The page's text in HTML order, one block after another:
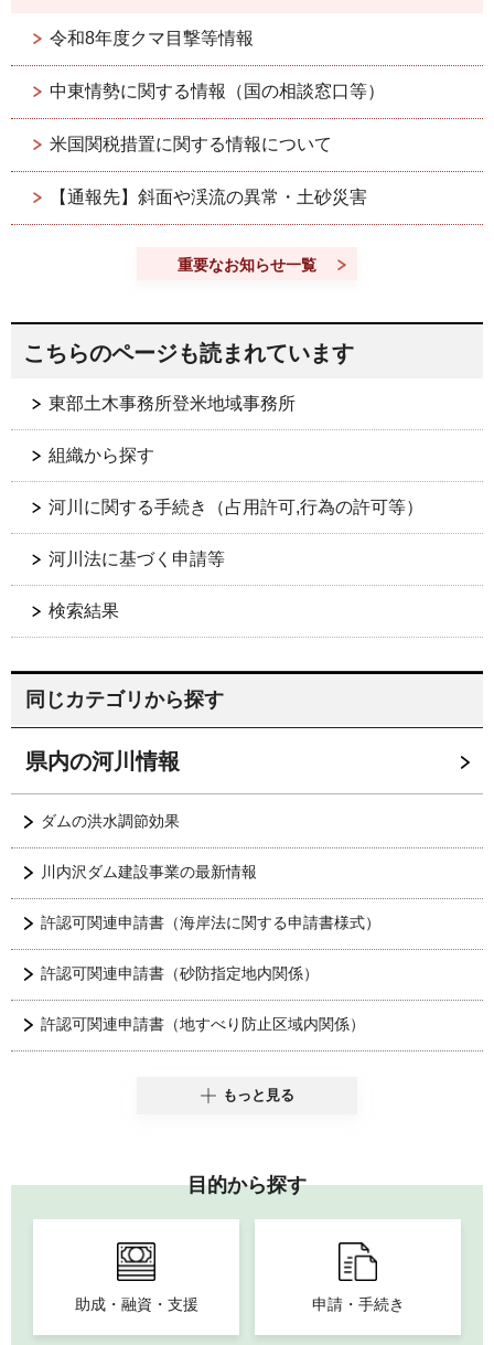
令和8年度クマ目撃等情報
中東情勢に関する情報（国の相談窓口等）
米国関税措置に関する情報について
【通報先】斜面や渓流の異常・土砂災害
重要なお知らせ一覧
こちらのページも読まれています
東部土木事務所登米地域事務所
組織から探す
河川に関する手続き（占用許可,行為の許可等）
河川法に基づく申請等
検索結果
同じカテゴリから探す
県内の河川情報
ダムの洪水調節効果
川内沢ダム建設事業の最新情報
許認可関連申請書（海岸法に関する申請書様式）
許認可関連申請書（砂防指定地内関係）
許認可関連申請書（地すべり防止区域内関係）
もっと見る
目的から探す
助成・融資・支援 申請・手続き